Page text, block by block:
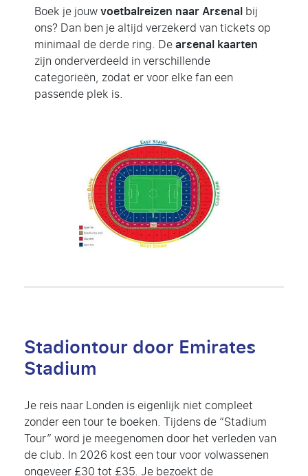
Boek je jouwvoetbalreizen naar Arsenalbij
ons? Dan ben je altijd verzekerd van tickets op
minimaal de derde ring. Dearsenal kaarten
zijn onderverdeeld in verschillende
categorieën, zodat er voor elke fan een
passende plek is.
Stadiontour door Emirates
Stadium
Je reis naar Londen is eigenlijk niet compleet
zonder een tour te boeken. Tijdens de “Stadium
Tour” word je meegenomen door het verleden van
de club. In 2026 kost een tour voor volwassenen
ongeveer £30 tot £35. Je bezoekt de